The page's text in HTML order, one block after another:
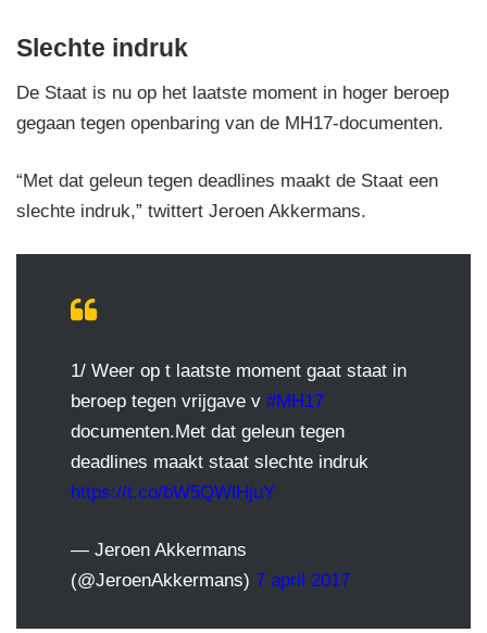
Slechte indruk
De Staat is nu op het laatste moment in hoger beroep
gegaan tegen openbaring van de MH17-documenten.
“Met dat geleun tegen deadlines maakt de Staat een
slechte indruk,” twittert Jeroen Akkermans.
1/ Weer op t laatste moment gaat staat in
beroep tegen vrijgave v #MH17
documenten.Met dat geleun tegen
deadlines maakt staat slechte indruk
https://t.co/bW5QWlHjuY
— Jeroen Akkermans
(@JeroenAkkermans) 7 april 2017